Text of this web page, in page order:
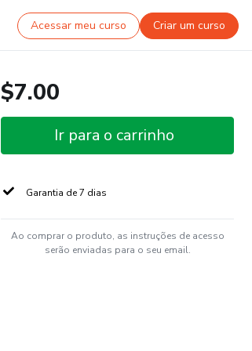
Acessar meu curso Criar um curso
$7.00
Ir para o carrinho
Garantia de 7 dias
Ao comprar o produto, as instruções de acesso
serão enviadas para o seu email.